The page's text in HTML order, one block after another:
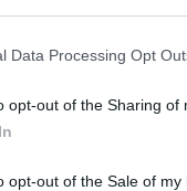
Data Processing Opt
opt-out of the Sharing of
opt-out of the Sale of my
(getty)
quello che
sino alla sosta
ci ha pensato
centrocampista